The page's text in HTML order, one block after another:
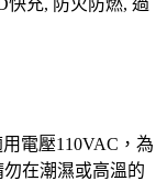
電壓110VAC，為
在潮濕或高溫的